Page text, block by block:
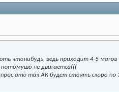
чтонибудь, ведь приходит 4-5
не двигаетса(((
ато так АК будет стоять скоро по